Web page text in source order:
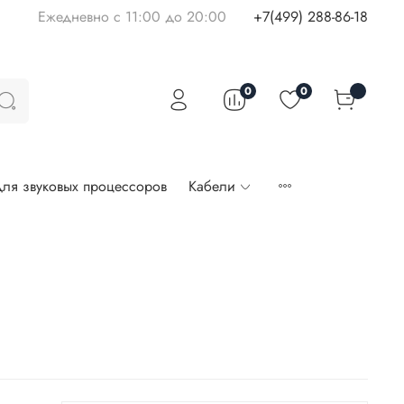
Ежедневно с 11:00 до 20:00 +7(499) 288-86-18
0 0
звуковых процессоров Кабели